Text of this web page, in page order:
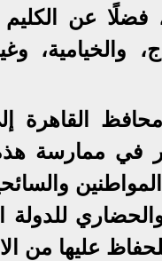
فضلًا عن
والخيامية،
القاهرة
في ممارسة
والحضاري
عليها من